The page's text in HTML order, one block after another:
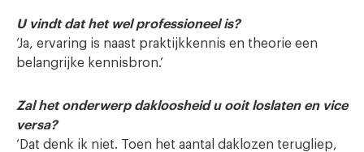
U vindt dat het wel professioneel is?
‘Ja, ervaring is naast praktijkkennis en theorie een
belangrijke kennisbron.’
Zal het onderwerp dakloosheid u ooit loslaten en vice
versa?
‘Dat denk ik niet. Toen het aantal daklozen terugliep,